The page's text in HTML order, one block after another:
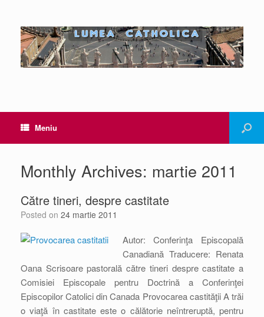
Meniu
Monthly Archives: martie 2011
Către tineri, despre castitate
Posted on 24 martie 2011
Autor: Conferinţa Episcopală
Canadiană Traducere: Renata
Oana Scrisoare pastorală către tineri despre castitate a
Comisiei Episcopale pentru Doctrină a Conferinţei
Episcopilor Catolici din Canada Provocarea castităţii A trăi
o viaţă în castitate este o călătorie neîntreruptă, pentru